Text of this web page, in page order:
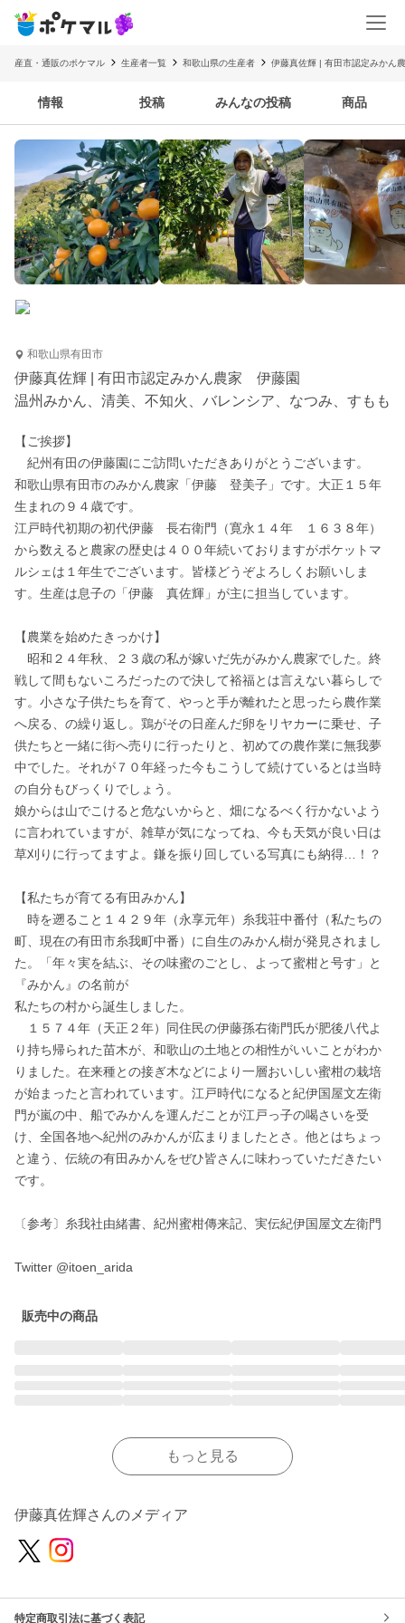
産直・通販のポケマル 生産者一覧 和歌山県の生産者 伊藤真佐輝 | 有田市認定みかん
情報 投稿 みんなの投稿 商品
和歌山県有田市
伊藤真佐輝 | 有田市認定みかん農家 伊藤園
温州みかん、清美、不知火、バレンシア、なつみ、すもも
【ご挨拶】
紀州有田の伊藤園にご訪問いただきありがとうございます。
和歌山県有田市のみかん農家「伊藤　登美子」です。大正１５年
生まれの９４歳です。
江戸時代初期の初代伊藤　長右衛門（寛永１４年　１６３８年）
から数えると農家の歴史は４００年続いておりますがポケットマ
ルシェは１年生でございます。皆様どうぞよろしくお願いしま
す。生産は息子の「伊藤　真佐輝」が主に担当しています。
【農業を始めたきっかけ】
昭和２４年秋、２３歳の私が嫁いだ先がみかん農家でした。終
戦して間もないころだったので決して裕福とは言えない暮らしで
す。小さな子供たちを育て、やっと手が離れたと思ったら農作業
へ戻る、の繰り返し。鶏がその日産んだ卵をリヤカーに乗せ、子
供たちと一緒に街へ売りに行ったりと、初めての農作業に無我夢
中でした。それが７０年経った今もこうして続けているとは当時
の自分もびっくりでしょう。
娘からは山でこけると危ないからと、畑になるべく行かないよう
に言われていますが、雑草が気になってね、今も天気が良い日は
草刈りに行ってますよ。鎌を振り回している写真にも納得…！？
【私たちが育てる有田みかん】
時を遡ること１４２９年（永享元年）糸我荘中番付（私たちの
町、現在の有田市糸我町中番）に自生のみかん樹が発見されまし
た。「年々実を結ぶ、その味蜜のごとし、よって蜜柑と号す」と
『みかん』の名前が
私たちの村から誕生しました。
１５７４年（天正２年）同住民の伊藤孫右衛門氏が肥後八代よ
り持ち帰られた苗木が、和歌山の土地との相性がいいことがわか
りました。在来種との接ぎ木などにより一層おいしい蜜柑の栽培
が始まったと言われています。江戸時代になると紀伊国屋文左衛
門が嵐の中、船でみかんを運んだことが江戸っ子の喝さいを受
け、全国各地へ紀州のみかんが広まりましたとさ。他とはちょっ
と違う、伝統の有田みかんをぜひ皆さんに味わっていただきたい
です。
〔参考〕糸我社由緒書、紀州蜜柑傳来記、実伝紀伊国屋文左衛門
販売中の商品
もっと見る
伊藤真佐輝さんのメディア
特定商取引法に基づく表記